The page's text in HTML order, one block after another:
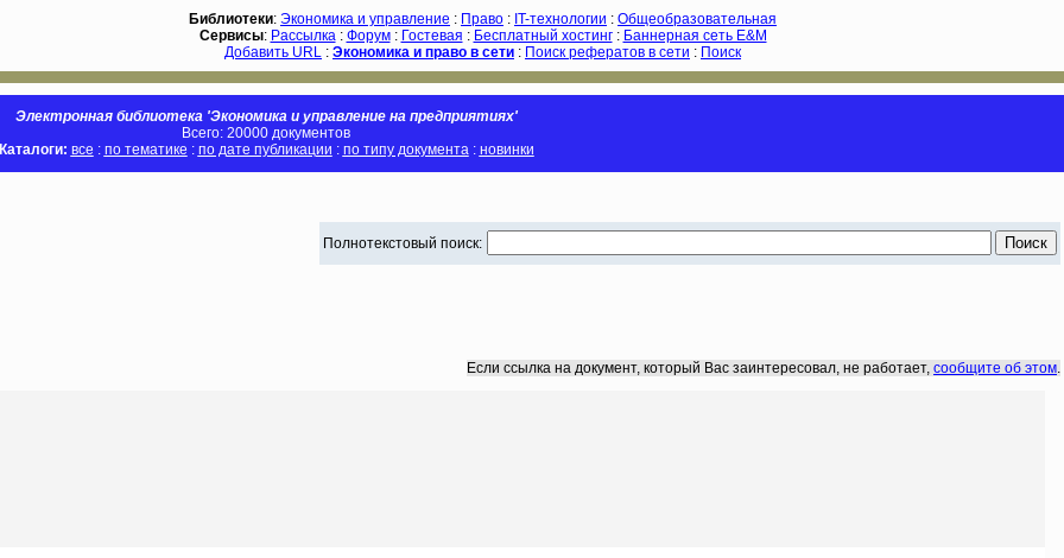
Библиотеки: Экономика и управление : Право : IT-технологии : Общеобразовательная
Сервисы: Рассылка: Форум: Гостевая : Бесплатный хостинг: Баннерная сеть E&M
Добавить URL : Экономика и право в сети : Поиск рефератов в сети : Поиск
Электронная библиотека 'Экономика и управление на предприятиях'
Всего: 20000 документов
Каталоги: все : по тематике : по дате публикации : по типу документа: новинки
Полнотекстовый поиск:
Если ссылка на документ, который Вас заинтересовал, не работает, сообщите об этом.